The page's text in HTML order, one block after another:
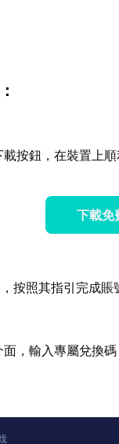
按鈕，在裝置上順
下載免
按照其指引完成
，輸入專屬兌換碼